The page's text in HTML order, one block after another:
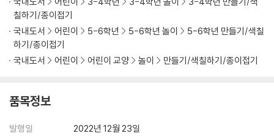
칠하기/종이접기
국내도서
어린이 5-6학년 5-6학년 놀이
5-6학년 만들기/색칠
하기/종이접기
국내도서
어린이 어린이 교양 놀이 만들기/색칠하기/종이접기
품목정보
발행일
2022년 12월 23일